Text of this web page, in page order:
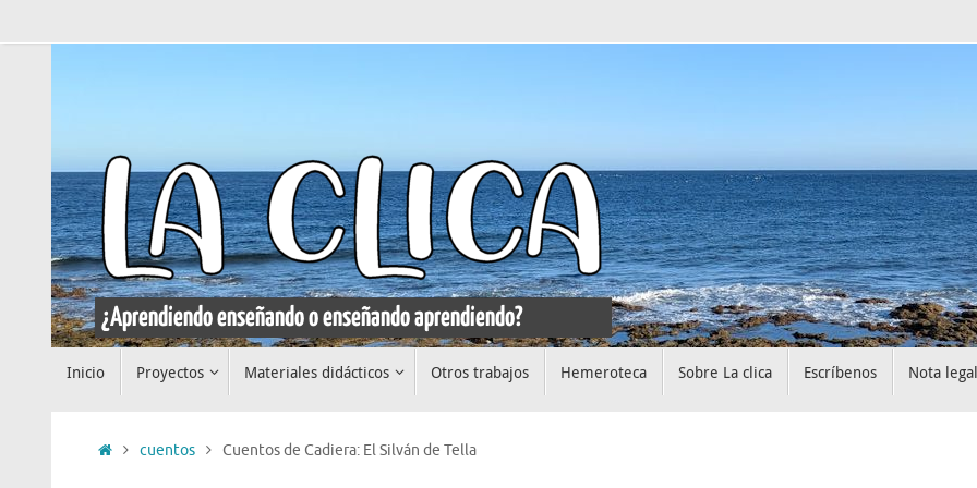
al
Inicio Proyectos Materiales didácticos Otros trabajos Hemeroteca Sobre La clica Escríbenos Nota legal
Iniciocuentos Cuentos de Cadiera: El Silván de Tella